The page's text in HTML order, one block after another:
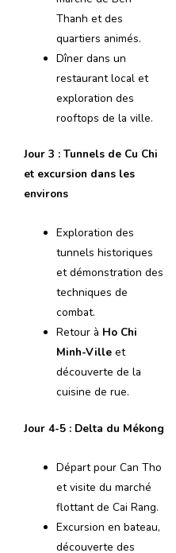
Thanh et des
quartiers animés.
Dîner dans un
restaurant local et
exploration des
rooftops de la ville.
Jour 3 : Tunnels de Cu Chi
et excursion dans les
environs
Exploration des
tunnels historiques
et démonstration des
techniques de
combat.
Retour à Ho Chi
Minh-Ville et
découverte de la
cuisine de rue.
Jour 4-5 : Delta du Mékong
Départ pour Can Tho
et visite du marché
flottant de Cai Rang.
Excursion en bateau,
découverte des